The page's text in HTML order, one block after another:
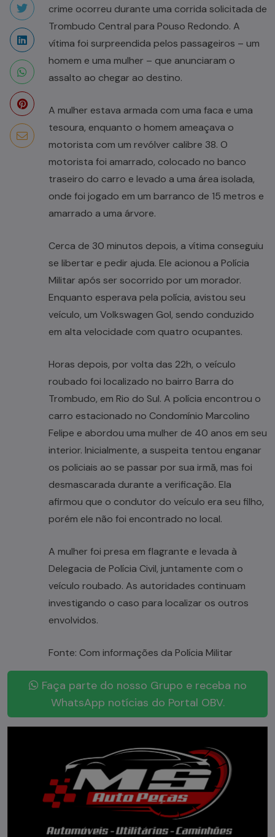
crime ocorreu durante uma corrida solicitada de
Trombudo Central para Pouso Redondo. A
vítima foi surpreendida pelos passageiros – um
homem e uma mulher – que anunciaram o
assalto ao chegar ao destino.
A mulher estava armada com uma faca e uma
tesoura, enquanto o homem ameaçava o
motorista com um revólver calibre 38. O
motorista foi amarrado, colocado no banco
traseiro do carro e levado a uma área isolada,
onde foi jogado em um barranco de 15 metros e
amarrado a uma árvore.
Cerca de 30 minutos depois, a vítima conseguiu
se libertar e pedir ajuda. Ele acionou a Polícia
Militar após ser socorrido por um morador.
Enquanto esperava pela polícia, avistou seu
veículo, um Volkswagen Gol, sendo conduzido
em alta velocidade com quatro ocupantes.
Horas depois, por volta das 22h, o veículo
roubado foi localizado no bairro Barra do
Trombudo, em Rio do Sul. A polícia encontrou o
carro estacionado no Condomínio Marcolino
Felipe e abordou uma mulher de 40 anos em seu
interior. Inicialmente, a suspeita tentou enganar
os policiais ao se passar por sua irmã, mas foi
desmascarada durante a verificação. Ela
afirmou que o condutor do veículo era seu filho,
porém ele não foi encontrado no local.
A mulher foi presa em flagrante e levada à
Delegacia de Polícia Civil, juntamente com o
veículo roubado. As autoridades continuam
investigando o caso para localizar os outros
envolvidos.
Fonte: Com informações da Polícia Militar
Faça parte do nosso Grupo e receba no
WhatsApp notícias do Portal OBV.